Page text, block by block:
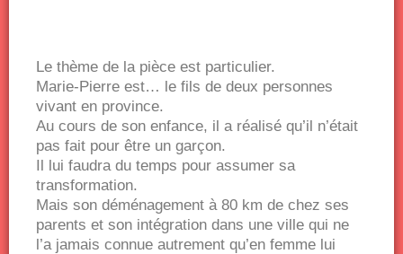
Le thème de la pièce est particulier.
Marie-Pierre est… le fils de deux personnes
vivant en province.
Au cours de son enfance, il a réalisé qu’il n’était
pas fait pour être un garçon.
Il lui faudra du temps pour assumer sa
transformation.
Mais son déménagement à 80 km de chez ses
parents et son intégration dans une ville qui ne
l’a jamais connue autrement qu’en femme lui